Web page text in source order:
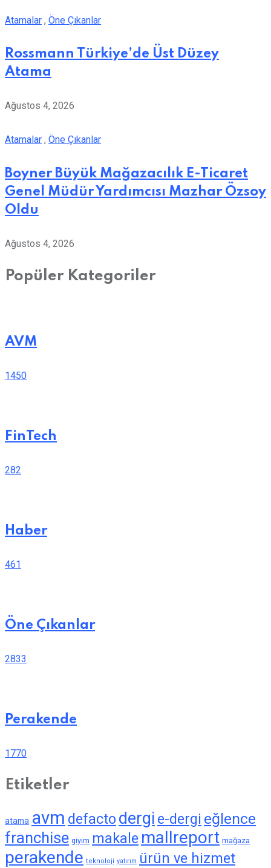
Atamalar , Öne Çıkanlar
Rossmann Türkiye’de Üst Düzey
Atama
Ağustos 4, 2026
Atamalar , Öne Çıkanlar
Boyner Büyük Mağazacılık E-Ticaret
Genel Müdür Yardımcısı Mazhar Özsoy
Oldu
Ağustos 4, 2026
Popüler Kategoriler
AVM
1450
FinTech
282
Haber
461
Öne Çıkanlar
2833
Perakende
1770
Etiketler
atama avm defacto dergi e-dergi eğlence
franchise giyim makale mallreport mağaza
perakende teknoloji yatırım ürün ve hizmet